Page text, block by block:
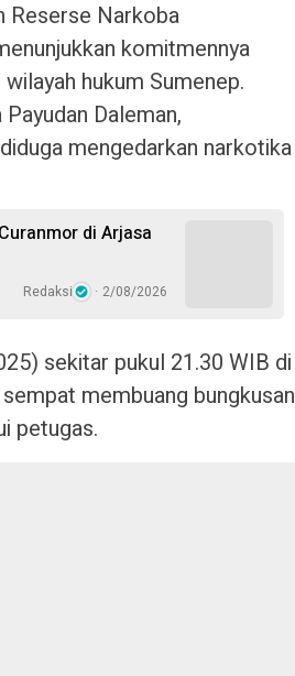
Reserse Narkoba
komitmennya
hukum Sumenep.
Daleman,
mengedarkan narkotika
di Arjasa
Redaksi 2/08/2026
sekitar pukul 21.30 WIB di
membuang bungkusan
petugas.